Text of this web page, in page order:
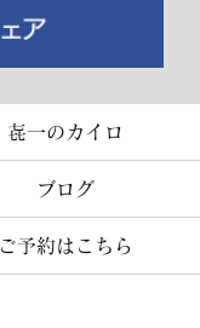
㐂一のカイロ
ブログ
ご予約はこちら